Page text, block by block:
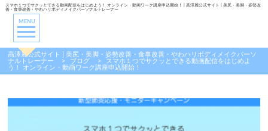
スマホ１つでサクッとできる動画配信をはじめよう！ オンライン・動画ワーク講座申込開始！ | 高澤麗公式サイト | 美尻・美脚・姿勢改
善・食事改善・やわハリボディメイクパーソナルトレーナー
MENU
高澤麗公式サイト | 美尻・美脚・姿勢改善・食事改善・やわハリボディメイクパーソ
ナルトレーナー
> ブログ >
スマホ１つでサクッとできる動画配信をはじめよ
う！ オンライン・動画ワーク講座申込開始！